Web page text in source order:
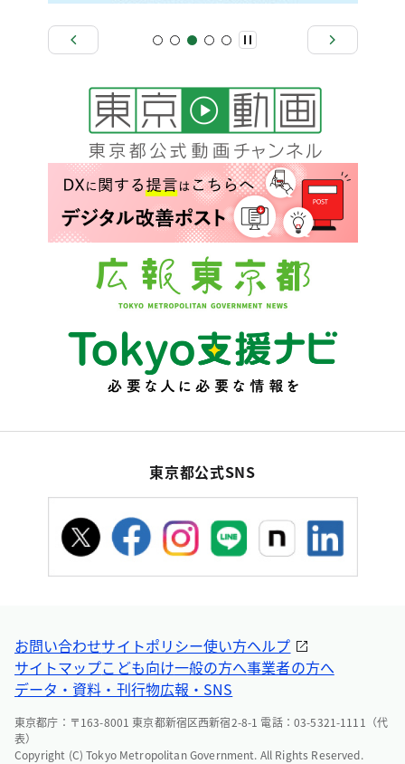
東京都公式SNS
お問い合わせサイトポリシー使い方ヘルプ
サイトマップこども向け一般の方へ事業者の方へ
データ・資料・刊行物広報・SNS
東京都庁：〒163-8001 東京都新宿区西新宿2-8-1 電話：03-5321-1111（代
表）
Copyright (C) Tokyo Metropolitan Government. All Rights Reserved.